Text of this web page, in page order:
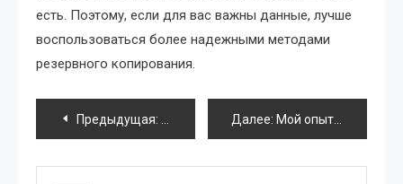
есть. Поэтому, если для вас важны данные, лучше
воспользоваться более надежными методами
резервного копирования.
Навигация
по
Предыдущая: AMD Athlon X4 840 Рейтинг и
Далее: Мой опыт подбора видеокарты для процессора AMD